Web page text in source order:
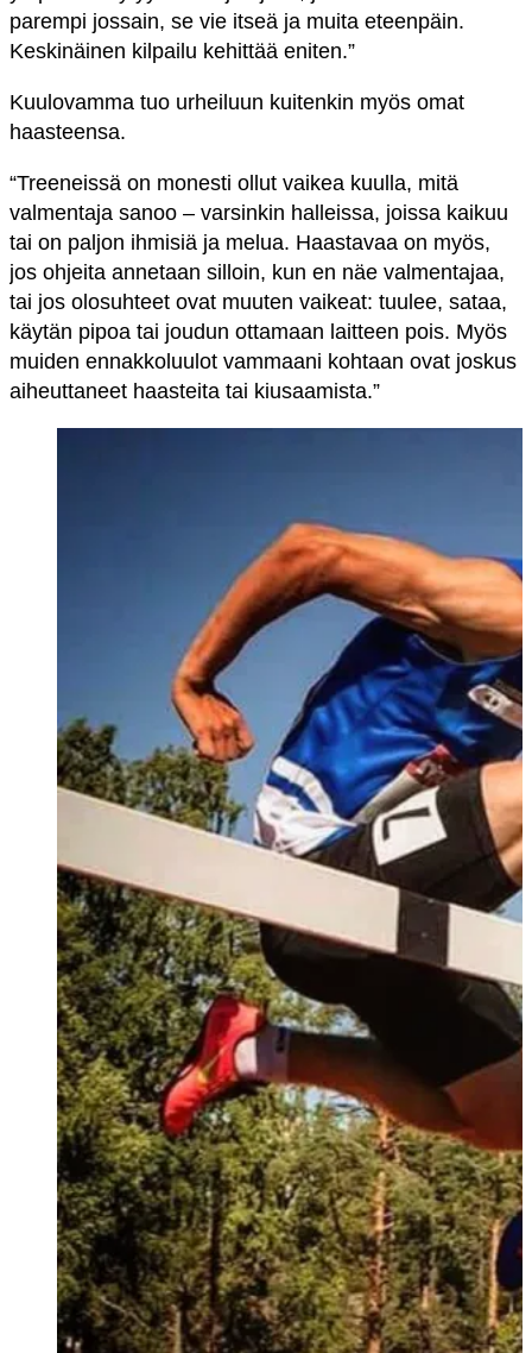
parempi jossain, se vie itseä ja muita eteenpäin.
Keskinäinen kilpailu kehittää eniten.”
Kuulovamma tuo urheiluun kuitenkin myös omat
haasteensa.
“Treeneissä on monesti ollut vaikea kuulla, mitä
valmentaja sanoo – varsinkin halleissa, joissa kaikuu
tai on paljon ihmisiä ja melua. Haastavaa on myös,
jos ohjeita annetaan silloin, kun en näe valmentajaa,
tai jos olosuhteet ovat muuten vaikeat: tuulee, sataa,
käytän pipoa tai joudun ottamaan laitteen pois. Myös
muiden ennakkoluulot vammaani kohtaan ovat joskus
aiheuttaneet haasteita tai kiusaamista.”